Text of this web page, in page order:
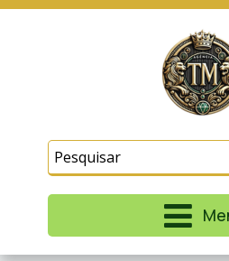
similares para lembrar e entender
nosso site, analisar seu uso de
e serviços, ajudar com nossos
marketing e fornecer conteúdo de
Termos e Condiçõese